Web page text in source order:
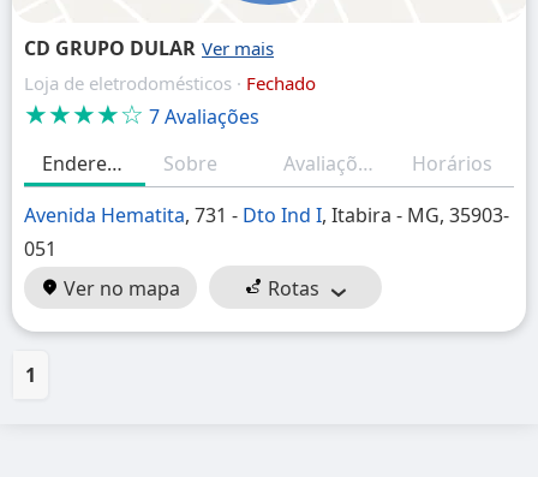
CD GRUPO DULAR
Loja de eletrodomésticos · Fechado
★★★★☆ 7 Avaliações
Endereço
Sobre Avaliações
Horários
Avenida Hematita, 731 - Dto Ind I, Itabira - MG, 35903-
051
Ver no mapa
Rotas
1